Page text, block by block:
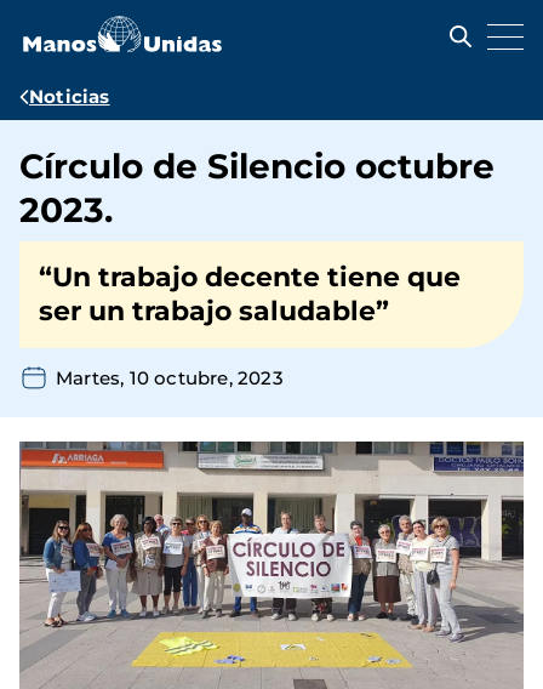
contenido
Ruta
navegación
Noticias
Círculo de Silencio octubre
2023.
“Un trabajo decente tiene que
ser un trabajo saludable”
Martes, 10 octubre, 2023